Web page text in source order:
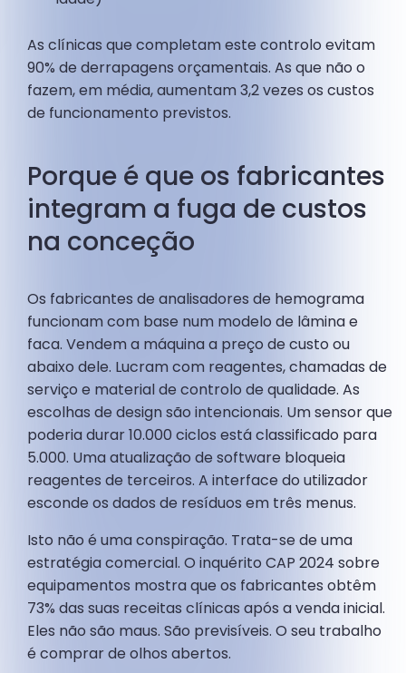
As clínicas que completam este controlo evitam
90% de derrapagens orçamentais. As que não o
fazem, em média, aumentam 3,2 vezes os custos
de funcionamento previstos.
Porque é que os fabricantes
integram a fuga de custos
na conceção
Os fabricantes de analisadores de hemograma
funcionam com base num modelo de lâmina e
faca. Vendem a máquina a preço de custo ou
abaixo dele. Lucram com reagentes, chamadas de
serviço e material de controlo de qualidade. As
escolhas de design são intencionais. Um sensor que
poderia durar 10.000 ciclos está classificado para
5.000. Uma atualização de software bloqueia
reagentes de terceiros. A interface do utilizador
esconde os dados de resíduos em três menus.
Isto não é uma conspiração. Trata-se de uma
estratégia comercial. O inquérito CAP 2024 sobre
equipamentos mostra que os fabricantes obtêm
73% das suas receitas clínicas após a venda inicial.
Eles não são maus. São previsíveis. O seu trabalho
é comprar de olhos abertos.